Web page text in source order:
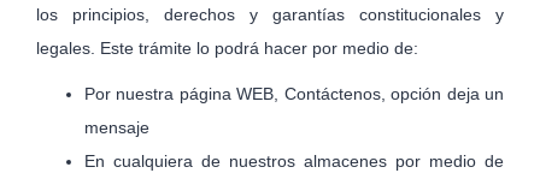
los principios, derechos y garantías constitucionales y
legales. Este trámite lo podrá hacer por medio de:
Por nuestra página WEB, Contáctenos, opción deja un
mensaje
En cualquiera de nuestros almacenes por medio de